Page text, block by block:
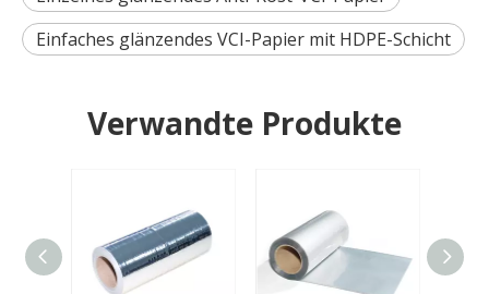
Einfaches glänzendes VCI-Papier mit HDPE-Schicht
Verwandte Produkte